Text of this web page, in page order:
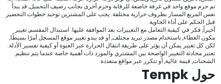
تم حزم موقع واحد في غرفة خاضعة للرقابة وحزم أخرى بجانب رصيف التحميل, قد يبدأ
نفس المربع المسار بظروف حرارية مختلفة. يجب على المشترين توحيد خطوات التحضير
قبل الحكم على أداء الحاوية.
أخيراً, فكر في كيفية التعامل مع التغييرات بعد الموافقة عليها. استبدال المقسم, تغيير
مكون الغطاء, باستخدام مصدر تبريد مختلف, أو قد يبدو تغيير موقع المسجل أمرًا بسيطًا,
لكن كل تغيير يمكن أن يؤثر على طريقة انتقال الحرارة عبر العبوة أو كيفية تفسير الأدلة.
تعتبر محادثة التغيير الواضحة بين المشتري والمورد ذات أهمية خاصة عندما يتم تنظيم
الشحنات, قيمة عالية, أو تتكرر عبر مواقع متعددة.
حول Tempk